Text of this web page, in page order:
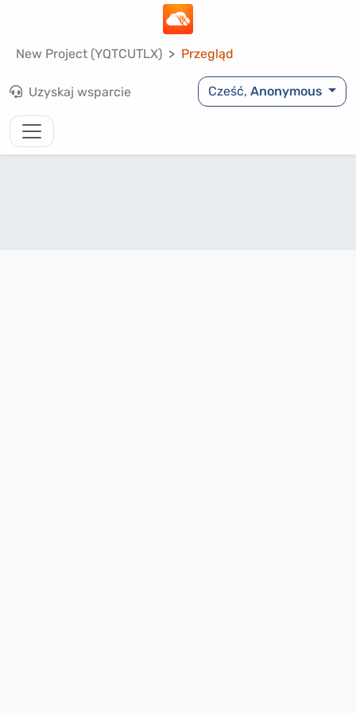
New Project (YQTCUTLX) Przegląd
Uzyskaj wsparcie Cześć,Anonymous